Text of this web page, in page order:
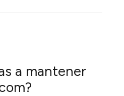
a mantener